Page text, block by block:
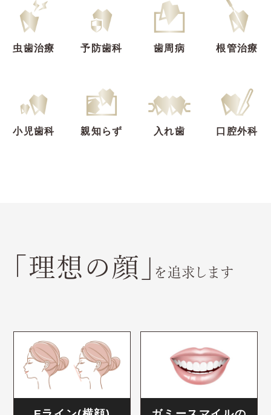
虫歯治療 予防歯科 歯周病 根管治療
小児歯科 親知らず 入れ歯 口腔外科
「理想の顔」 を追求します